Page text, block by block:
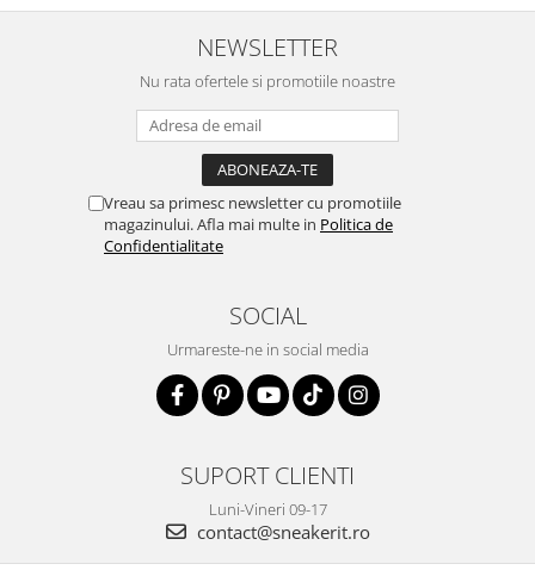
NEWSLETTER
Nu rata ofertele si promotiile noastre
Vreau sa primesc newsletter cu promotiile
magazinului. Afla mai multe in Politica de
Confidentialitate
SOCIAL
Urmareste-ne in social media
SUPORT CLIENTI
Luni-Vineri 09-17
contact@sneakerit.ro